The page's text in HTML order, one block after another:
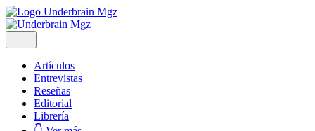
Artículos
Entrevistas
Reseñas
Editorial
Librería